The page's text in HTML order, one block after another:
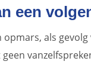
een
als